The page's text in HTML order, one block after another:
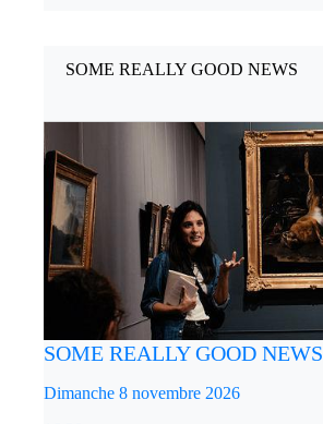
SOME REALLY GOOD NEWS
SOME REALLY GOOD NEWS
Dimanche 8 novembre 2026